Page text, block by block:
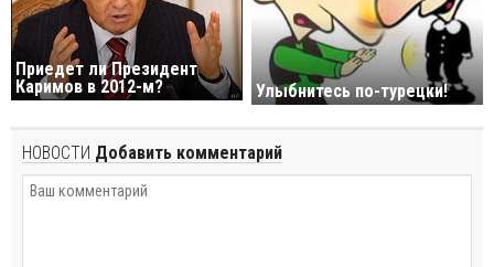
Приедет ли Президент
Каримов в 2012-м?
Улыбнитесь по-турецки!
НОВОСТИ Добавить комментарий